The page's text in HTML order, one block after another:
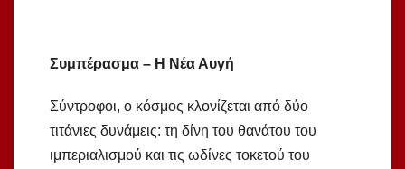
Συμπέρασμα – Η Νέα Αυγή
Σύντροφοι, ο κόσμος κλονίζεται από δύο
τιτάνιες δυνάμεις: τη δίνη του θανάτου του
ιμπεριαλισμού και τις ωδίνες τοκετού του